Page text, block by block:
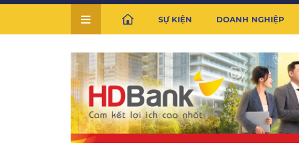
SỰ KIỆN DOANH NGHIỆP